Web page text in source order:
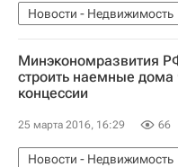
Новости - Недвижимость
Многодетные семьи
Россия
Минэкономразвития
строить наемные дома
концессии
25 марта 2016, 16:29 66
Новости - Недвижимость